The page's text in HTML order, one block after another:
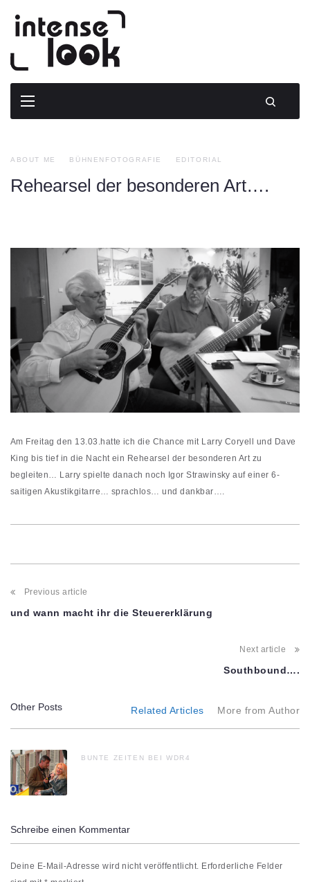
ABOUT ME BÜHNENFOTOGRAFIE EDITORIAL
Rehearsel der besonderen Art….
Am Freitag den 13.03.hatte ich die Chance mit Larry Coryell und Dave
King bis tief in die Nacht ein Rehearsel der besonderen Art zu
begleiten… Larry spielte danach noch Igor Strawinsky auf einer 6-
saitigen Akustikgitarre… sprachlos… und dankbar….
Post
navigation
Previous article
und wann macht ihr die Steuererklärung
Next article
Southbound….
Other Posts Related Articles More from Author
BUNTE ZEITEN BEI WDR4
Schreibe einen Kommentar
Deine E-Mail-Adresse wird nicht veröffentlicht. Erforderliche Felder